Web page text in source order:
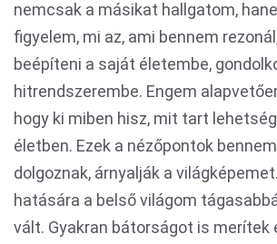
nemcsak a másikat hallgatom,
figyelem, mi az, ami bennem
beépíteni a saját életembe,
hitrendszerembe. Engem
hogy ki miben hisz, mit tart
életben. Ezek a nézőpontok
dolgoznak, árnyalják a
hatására a belső világom
vált. Gyakran bátorságot is merítek